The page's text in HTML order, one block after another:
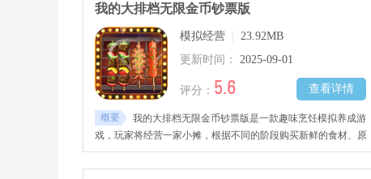
完成任务提升等级，解锁更多全新的美食，感兴趣的玩家千万不
我的大排档无限金币钞票版
模拟经营
23.92MB
更新时间：
2025-09-01
查看详情
评分： 5.6
概要
我的大排档无限金币钞票版是一款趣味烹饪模拟养成游
戏，玩家将经营一家小摊，根据不同的阶段购买新鲜的食材、原
材料、调味品与相关的烹饪工具，根据顾客的口味进行烹饪，制
作出让其满意的美食，获取丰厚钱财，购买装修店铺，研究制作